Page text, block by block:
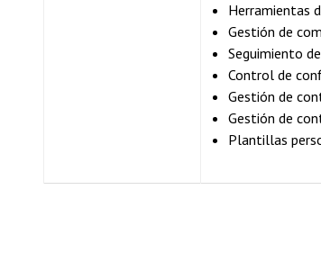
Herramientas
Gestión de
Seguimiento
Control de
Gestión de
Gestión de
Plantillas